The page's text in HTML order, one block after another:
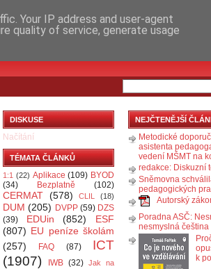
DISKUSE
Načítání
TÉMATA ČLÁNKŮ
1:1 (22) Aplikace (109) BYOD
(34)
Bezplatně (102)
CERMAT (578) CLIL (18)
DUM (205) DVPP (59) DZS
(39)
EDUin (852)
ESF
(807) EU peníze školám
(257)
FAQ (87)
ICT
(1907)
IWB (32) Jak na
NEJČTENĚJŠÍ
Metodické
asistenta
vedení MŠMT na
redakce: Diskuzní
Sněmovna
pedagogických
Autorský
Poradna ASČ:
nesmyslná čeština
k
Your IP address and user-agent
quality of service, generate usage